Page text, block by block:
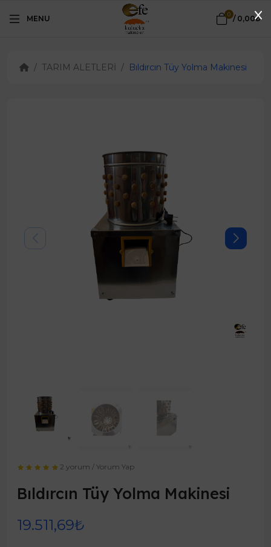
MENU 0 / 0,00₺
TARIM ALETLERİ Bıldırcın Tüy Yolma Makinesi
2 yorum /Yorum Yap
Bıldırcın Tüy Yolma Makinesi
19.511,69₺